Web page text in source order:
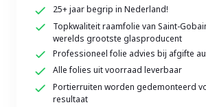
25+ jaar begrip in Nederland!
Topkwaliteit raamfolie van Saint-
werelds grootste glasproducent
Professioneel folie advies bij afgifte
Alle folies uit voorraad leverbaar
Portierruiten worden gedemonteerd
resultaat